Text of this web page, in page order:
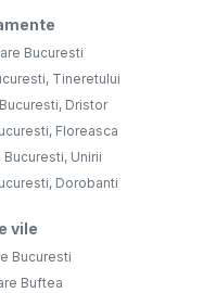
Bucuresti
Tineretului
Dristor
Floreasca
Unirii
Dorobanti
vile
Bucuresti
Buftea